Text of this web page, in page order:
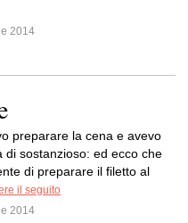
2014
preparare la cena e avevo
di sostanzioso: ed ecco che
di preparare il filetto al
il seguito
2014